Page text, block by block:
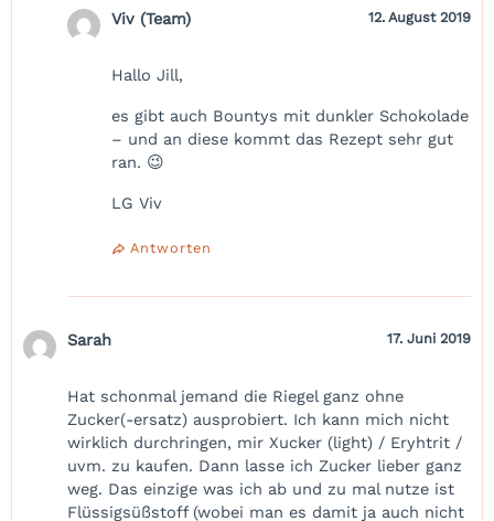
Viv (Team) 12. August 2019
Hallo Jill,
es gibt auch Bountys mit dunkler Schokolade
– und an diese kommt das Rezept sehr gut
ran. 😉
LG Viv
Antworten
Sarah 17. Juni 2019
Hat schonmal jemand die Riegel ganz ohne
Zucker(-ersatz) ausprobiert. Ich kann mich nicht
wirklich durchringen, mir Xucker (light) / Eryhtrit /
uvm. zu kaufen. Dann lasse ich Zucker lieber ganz
weg. Das einzige was ich ab und zu mal nutze ist
Flüssigsüßstoff (wobei man es damit ja auch nicht